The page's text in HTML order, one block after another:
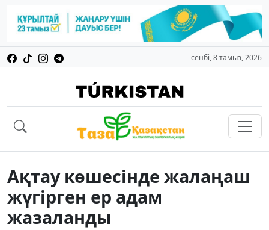
сенбі, 8 тамыз, 2026
Ақтау көшесінде жалаңаш
жүгірген ер адам
жазаланды